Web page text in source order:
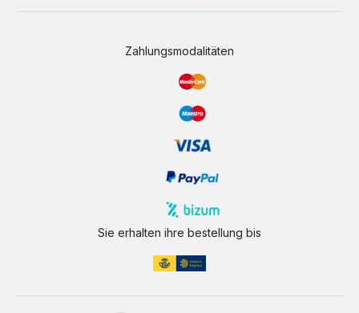
Zahlungsmodalitäten
Sie erhalten ihre bestellung bis